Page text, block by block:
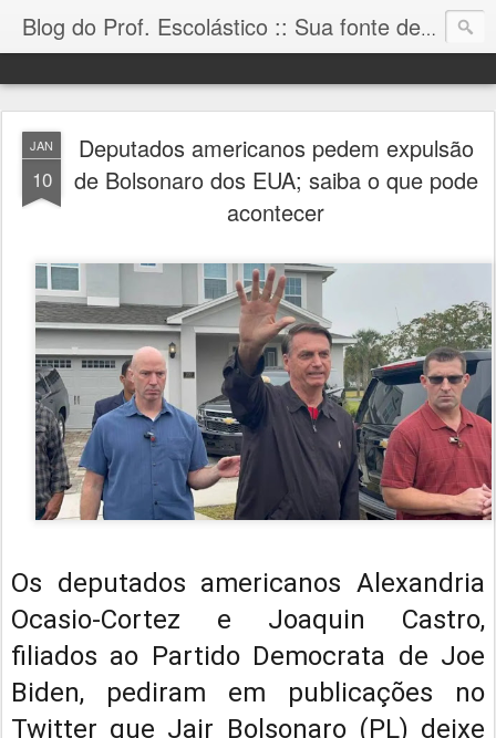
Blog do Prof. Escolástico :: Sua fonte de informação!
JAN
10
Deputados americanos pedem expulsão
de Bolsonaro dos EUA; saiba o que pode
acontecer
Os deputados americanos Alexandria
Ocasio-Cortez e Joaquin Castro,
filiados ao Partido Democrata de Joe
Biden, pediram em publicações no
Twitter que Jair Bolsonaro (PL) deixe